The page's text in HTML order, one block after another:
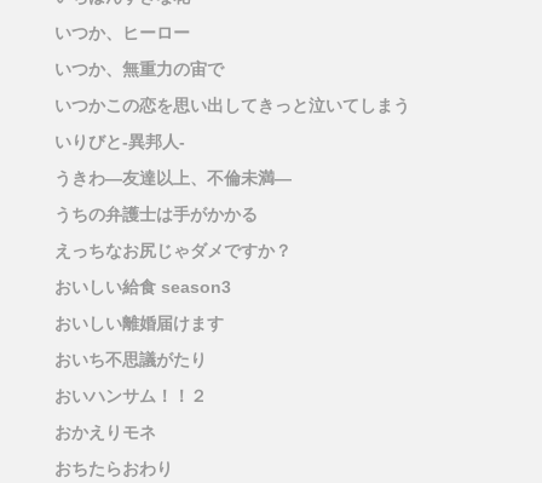
いつか、ヒーロー
いつか、無重力の宙で
いつかこの恋を思い出してきっと泣いてしまう
いりびと-異邦人-
うきわ―友達以上、不倫未満―
うちの弁護士は手がかかる
えっちなお尻じゃダメですか？
おいしい給食 season3
おいしい離婚届けます
おいち不思議がたり
おいハンサム！！２
おかえりモネ
おちたらおわり